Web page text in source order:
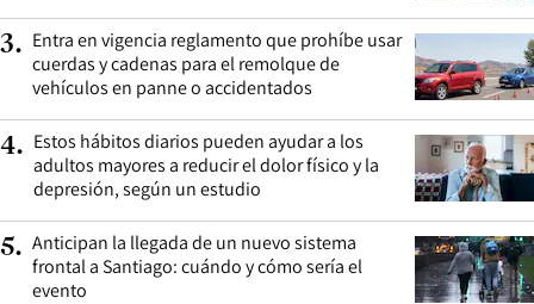
3. Entra en vigencia reglamento que prohíbe usar
cuerdas y cadenas para el remolque de
vehículos en panne o accidentados
4. Estos hábitos diarios pueden ayudar a los
adultos mayores a reducir el dolor físico y la
depresión, según un estudio
5. Anticipan la llegada de un nuevo sistema
frontal a Santiago: cuándo y cómo sería el
evento